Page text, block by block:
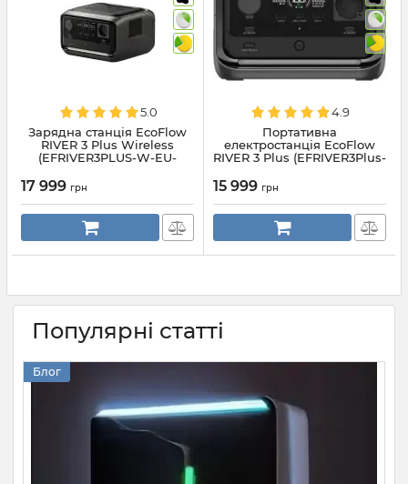
5.0
Зарядна станція EcoFlow
RIVER 3 Plus Wireless
(EFRIVER3PLUS-W-EU-
17 999 грн
4.9
Портативна
електростанція EcoFlow
RIVER 3 Plus (EFRIVER3Plus-
15 999 грн
Популярні статті
Блог